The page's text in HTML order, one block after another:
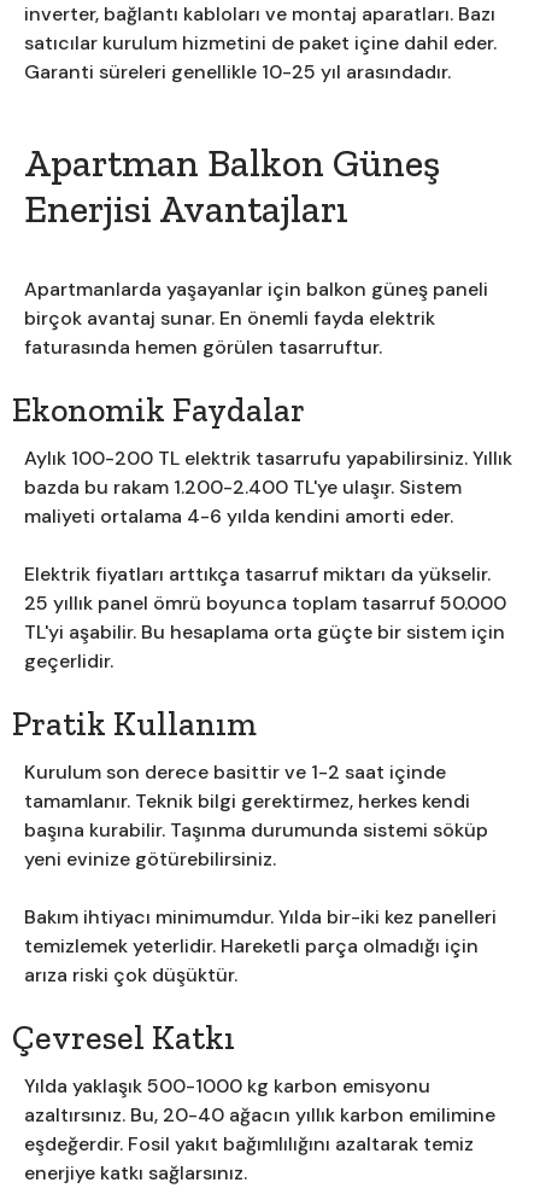
inverter, bağlantı kabloları ve montaj aparatları. Bazı
satıcılar kurulum hizmetini de paket içine dahil eder.
Garanti süreleri genellikle 10-25 yıl arasındadır.
Apartman Balkon Güneş
Enerjisi Avantajları
Apartmanlarda yaşayanlar için balkon güneş paneli
birçok avantaj sunar. En önemli fayda elektrik
faturasında hemen görülen tasarruftur.
Ekonomik Faydalar
Aylık 100-200 TL elektrik tasarrufu yapabilirsiniz. Yıllık
bazda bu rakam 1.200-2.400 TL'ye ulaşır. Sistem
maliyeti ortalama 4-6 yılda kendini amorti eder.
Elektrik fiyatları arttıkça tasarruf miktarı da yükselir.
25 yıllık panel ömrü boyunca toplam tasarruf 50.000
TL'yi aşabilir. Bu hesaplama orta güçte bir sistem için
geçerlidir.
Pratik Kullanım
Kurulum son derece basittir ve 1-2 saat içinde
tamamlanır. Teknik bilgi gerektirmez, herkes kendi
başına kurabilir. Taşınma durumunda sistemi söküp
yeni evinize götürebilirsiniz.
Bakım ihtiyacı minimumdur. Yılda bir-iki kez panelleri
temizlemek yeterlidir. Hareketli parça olmadığı için
arıza riski çok düşüktür.
Çevresel Katkı
Yılda yaklaşık 500-1000 kg karbon emisyonu
azaltırsınız. Bu, 20-40 ağacın yıllık karbon emilimine
eşdeğerdir. Fosil yakıt bağımlılığını azaltarak temiz
enerjiye katkı sağlarsınız.